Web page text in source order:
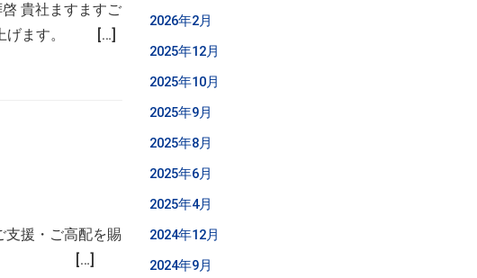
貴社ますますご
上げます。 […]
支援・ご高配を賜
げます。 […]
2026年2月
2025年12月
2025年10月
2025年9月
2025年8月
2025年6月
2025年4月
2024年12月
2024年9月